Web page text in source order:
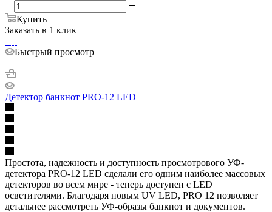
Купить
Заказать в 1 клик
Быстрый просмотр
Детектор банкнот PRO-12 LED
Простота, надежность и доступность просмотрового УФ-
детектора PRO-12 LED сделали его одним наиболее массовых
детекторов во всем мире - теперь доступен с LED
осветителями. Благодаря новым UV LED, PRO 12 позволяет
детальнее рассмотреть УФ-образы банкнот и документов.